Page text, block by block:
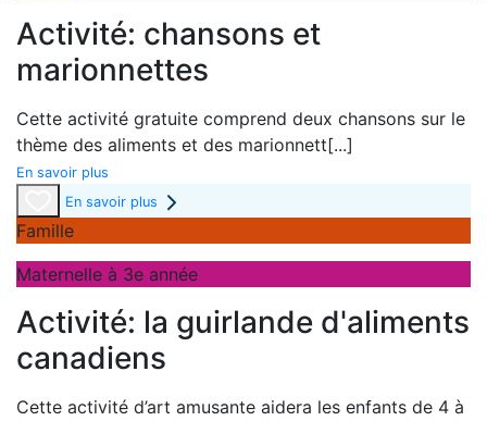
Activité: chansons et
marionnettes
Cette activité gratuite comprend deux chansons sur le
thème des aliments et des marionnett[...]
En savoir plus
En savoir plus
Famille
Maternelle à 3e année
Activité: la guirlande d'aliments
canadiens
Cette activité d’art amusante aidera les enfants de 4 à